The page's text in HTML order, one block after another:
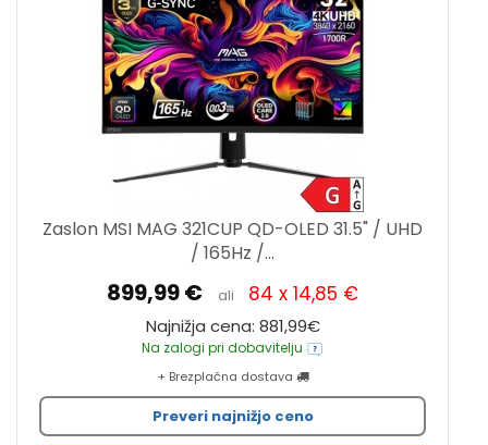
Zaslon MSI MAG 321CUP QD-OLED 31.5" / UHD
/ 165Hz /...
899,99 € ali 84 x 14,85 €
Najnižja cena: 881,99€
Na zalogi pri dobavitelju
+ Brezplačna dostava
Preveri najnižjo ceno